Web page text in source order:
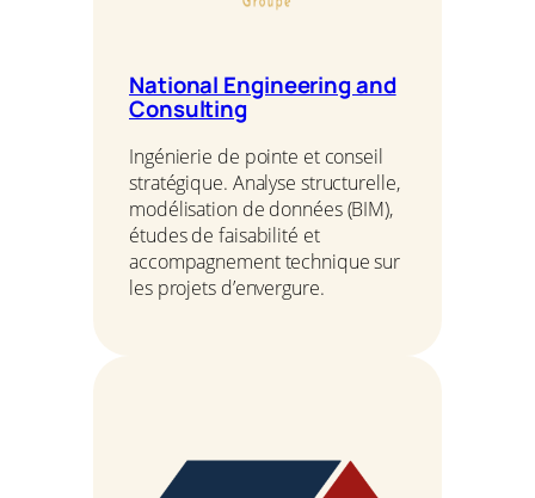
National Engineering and
Consulting
Ingénierie de pointe et conseil
stratégique. Analyse structurelle,
modélisation de données (BIM),
études de faisabilité et
accompagnement technique sur
les projets d’envergure.